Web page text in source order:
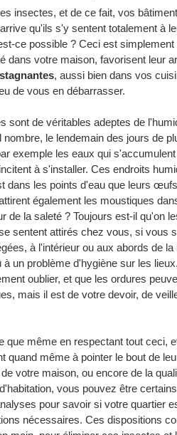
insectes, et de ce fait, vos
qu'ils s'y sentent totalement à
ce possible ? Ceci est
dans votre maison, favorisent leur
, aussi bien dans vos
de vous en débarrasser.
sont de véritables adeptes de
nombre, le lendemain des jours de
exemple les eaux qui
à s'installer. Ces endroits
dans les points d'eau que leurs
également les moustiques
de la saleté ? Toujours est-il qu'on
sentent attirés chez vous, si vous
à l'intérieur ou aux abords de
un problème d'hygiène sur les
oublier, et que les ordures
mais il est de votre devoir, de
que même en respectant tout ceci,
quand même à pointer le bout de
votre maison, ou encore de la
vous pouvez être
pour savoir si votre quartier
nécessaires. Ces dispositions